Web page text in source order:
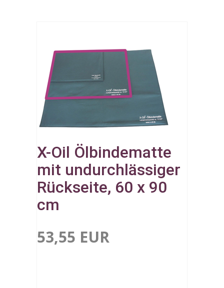
X-Oil Ölbindematte
mit undurchlässiger
Rückseite, 60 x 90
cm
53,55 EUR